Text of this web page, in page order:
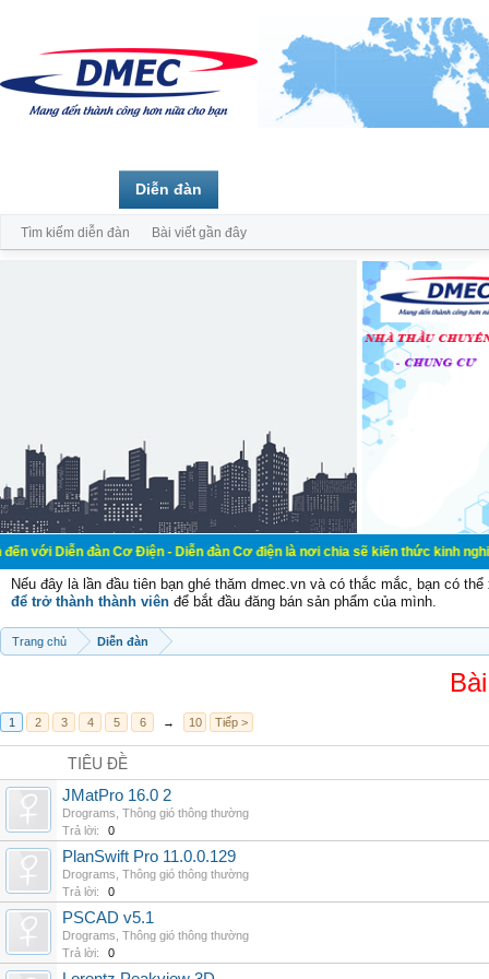
đàn Cơ Điện - Diễn đàn Cơ điện là nơi chia sẽ kiến thức kinh nghiệm
Nếu đây là lần đầu tiên bạn ghé thăm dmec.vn và có thắc mắc, bạn có
để trở thành thành viên để bắt đầu đăng bán sản phẩm của mình.
Trang chủ Diễn đàn
1 2 3 4 5 6 → 10 Tiếp >
TIÊU ĐỀ
JMatPro 16.0 2
Drograms Thông gió thông thường
Trả lời:
0
PlanSwift Pro 11.0.0.129
Drograms Thông gió thông thường
Trả lời:
0
PSCAD v5.1
Drograms Thông gió thông thường
Trả lời:
0
Diễn đàn
Tìm kiếm diễn đàn Bài viết gần đây